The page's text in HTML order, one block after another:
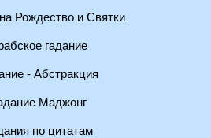
Рождество и Святки
гадание
- Абстракция
Маджонг
по цитатам